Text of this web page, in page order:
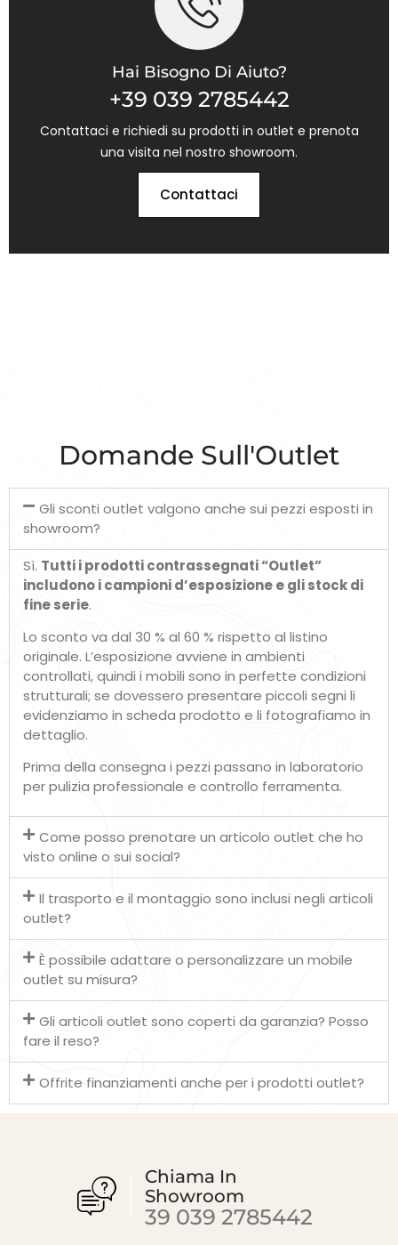
Hai Bisogno Di Aiuto?
+39 039 2785442
Contattaci e richiedi su prodotti in outlet e prenota
una visita nel nostro showroom.
Contattaci
Domande Sull'Outlet
Gli sconti outlet valgono anche sui pezzi esposti in
showroom?
Sì. Tutti i prodotti contrassegnati “Outlet”
includono i campioni d’esposizione e gli stock di
fine serie.
Lo sconto va dal 30 % al 60 % rispetto al listino
originale. L’esposizione avviene in ambienti
controllati, quindi i mobili sono in perfette condizioni
strutturali; se dovessero presentare piccoli segni li
evidenziamo in scheda prodotto e li fotografiamo in
dettaglio.
Prima della consegna i pezzi passano in laboratorio
per pulizia professionale e controllo ferramenta.
Come posso prenotare un articolo outlet che ho
visto online o sui social?
Il trasporto e il montaggio sono inclusi negli articoli
outlet?
È possibile adattare o personalizzare un mobile
outlet su misura?
Gli articoli outlet sono coperti da garanzia? Posso
fare il reso?
Offrite finanziamenti anche per i prodotti outlet?
Chiama In
Showroom
39 039 2785442